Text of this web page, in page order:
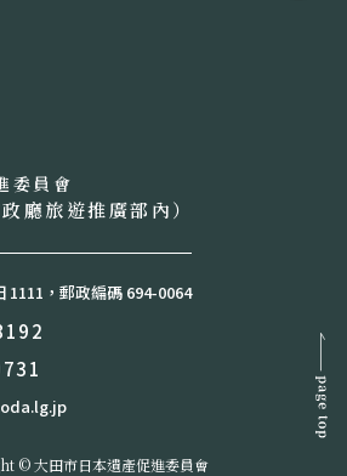
委員會
廳旅遊推廣部內）
1111，郵政編碼 694-0064
© 大田市日本遺產促進委員會